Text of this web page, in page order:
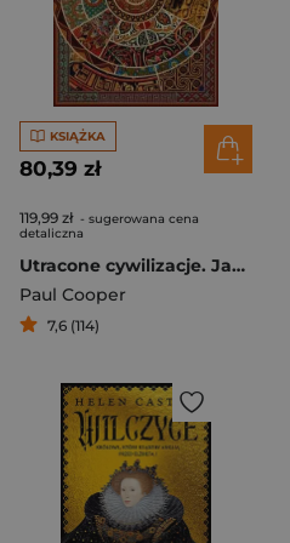
KSIĄŻKA
80,39 zł
119,99 zł - sugerowana cena
detaliczna
Utracone cywilizacje. Jak rozkwitały i upadały...
Paul Cooper
7,6 (114)